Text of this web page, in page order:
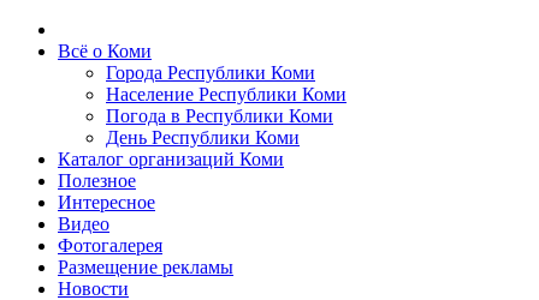
Всё о Коми
Города Республики Коми
Население Республики Коми
Погода в Республики Коми
День Республики Коми
Каталог организаций Коми
Полезное
Интересное
Видео
Фотогалерея
Размещение рекламы
Новости